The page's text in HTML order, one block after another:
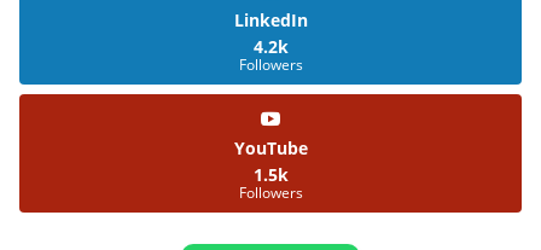
LinkedIn
4.2k
Followers
YouTube
1.5k
Followers